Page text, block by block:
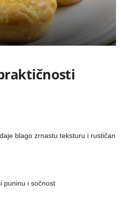
blago zrnastu teksturu i rustičan
puninu i sočnost